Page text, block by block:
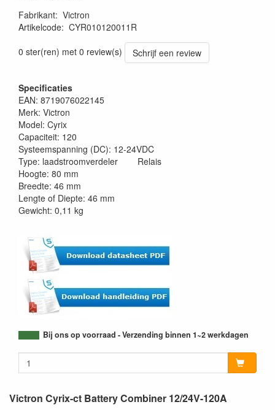
Fabrikant: Victron
Artikelcode: CYR010120011R
0 ster(ren) met 0 review(s)
Schrijf een review
Specificaties
EAN: 8719076022145
Merk: Victron
Model: Cyrix
Capaciteit: 120
Systeemspanning (DC): 12-24VDC
Type: laadstroomverdeler Relais
Hoogte: 80 mm
Breedte: 46 mm
Lengte of Diepte: 46 mm
Gewicht: 0,11 kg
Bij ons op voorraad - Verzending binnen 1~2 werkdagen
Victron Cyrix-ct Battery Combiner 12/24V-120A